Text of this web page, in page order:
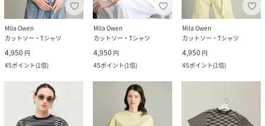
Mila Owen
カットソー・Tシャツ
4,950 円
45ポイント(1倍)
Mila Owen
カットソー・Tシャツ
4,950 円
45ポイント(1倍)
Mila Owen
カットソー・Tシャツ
4,950 円
45ポイント(1倍)